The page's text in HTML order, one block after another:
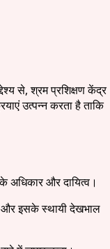
से, श्रम प्रशिक्षण केंद्र
उत्पन्न करता है ताकि
अधिकार और दायित्व।
इसके स्थायी देखभाल